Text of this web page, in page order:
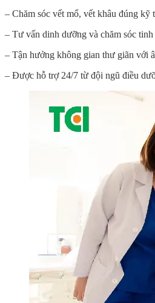
– Chăm sóc vết mổ, vết khâu đúng kỹ
– Tư vấn dinh dưỡng và chăm sóc tinh
– Tận hưởng không gian thư giãn với
– Được hỗ trợ 24/7 từ đội ngũ điều